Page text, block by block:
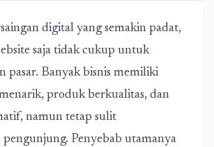
digital yang semakin padat,
saja tidak cukup untuk
pasar. Banyak bisnis memiliki
produk berkualitas, dan
namun tetap sulit
Penyebab utamanya